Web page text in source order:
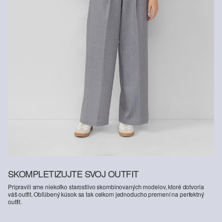
SKOMPLETIZUJTE SVOJ OUTFIT
Pripravili sme niekoľko starostlivo skombinovaných modelov, ktoré dotvoria
váš outfit. Obľúbený kúsok sa tak celkom jednoducho premení na perfektný
outfit.